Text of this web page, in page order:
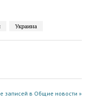
Украина
записей в Общие новости »